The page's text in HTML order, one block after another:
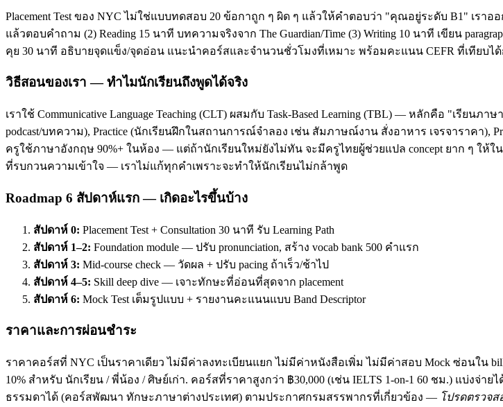
Placement Test ของ NYC ไม่ใช่แบบทดสอบ 20 ข้อกาถูก ๆ ผิด ๆ แล้วให้คำตอบว่า "คุณอยู่ระดับ B1" เราอ
แล้วตอบคำถาม (2) Reading 15 นาที บทความจริงจาก The Guardian/Time (3) Writing 10 นาที เขียน
คุย 30 นาที อธิบายจุดแข็ง/จุดอ่อน แนะนำคอร์สและจำนวนชั่วโมงที่เหมาะ พร้อมคะแนน CEFR ที่เทียบไ
วิธีสอนของเรา — ทำไมนักเรียนถึงพูดได้จริง
เราใช้ Communicative Language Teaching (CLT) ผสมกับ Task-Based Learning (TBL) — หลักคือ "เรี
podcast/บทความ), Practice (นักเรียนฝึกในสถานการณ์จำลอง เช่น สัมภาษณ์งาน สั่งอาหาร เจรจาราคา),
ครูใช้ภาษาอังกฤษ 90%+ ในห้อง — แต่ถ้านักเรียนใหม่ยังไม่ทัน จะมีครูไทยผู้ช่วยแปล concept ยาก ๆ ให้ใ
ที่รบกวนความเข้าใจ — เราไม่แก้ทุกคำเพราะจะทำให้นักเรียนไม่กล้าพูด
Roadmap 6 สัปดาห์แรก — เกิดอะไรขึ้นบ้าง
สัปดาห์ 0: Placement Test + Consultation 30 นาที รับ Learning Path
สัปดาห์ 1–2: Foundation module — ปรับ pronunciation, สร้าง vocab bank 500 คำแรก
สัปดาห์ 3: Mid-course check — วัดผล + ปรับ pacing ถ้าเร็ว/ช้าไป
สัปดาห์ 4–5: Skill deep dive — เจาะทักษะที่อ่อนที่สุดจาก placement
สัปดาห์ 6: Mock Test เต็มรูปแบบ + รายงานคะแนนแบบ Band Descriptor
ราคาและการผ่อนชำระ
ราคาคอร์สที่ NYC เป็นราคาเดียว ไม่มีค่าลงทะเบียนแยก ไม่มีค่าหนังสือเพิ่ม ไม่มีค่าสอบ Mock ซ่อนใน
10% สำหรับ นักเรียน / พี่น้อง / ศิษย์เก่า. คอร์สที่ราคาสูงกว่า ฿30,000 (เช่น IELTS 1-on-1 60 ชม.) แบ่งจ่
ธรรมดาได้ (คอร์สพัฒนา ทักษะภาษาต่างประเทศ) ตามประกาศกรมสรรพากรที่เกี่ยวข้อง — โปรดตรวจ